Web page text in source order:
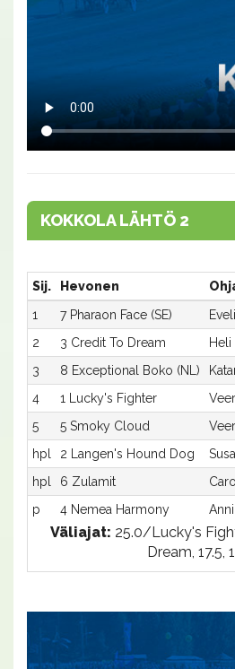
KOKKOLA LÄHTÖ 2
Sij. Hevonen
1
7 Pharaon Face (SE)
2
3 Credit To Dream Heli
3
8 Exceptional Boko (NL)
4
1 Lucky's Fighter
5
5 Smoky Cloud
hpl
2 Langen's Hound Dog
hpl
6 Zulamit
p
4 Nemea Harmony
Väliajat: 25.0/Lucky's
Dream, 17.5,